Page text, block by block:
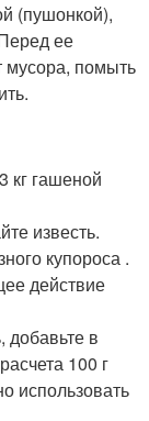
(пушонкой),
ее
мусора, помыть
кг гашеной
известь.
купороса .
действие
добавьте в
100 г
использовать